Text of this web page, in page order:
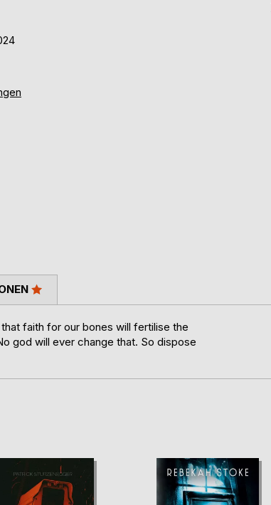
faith for our bones will fertilise the
god will ever change that. So dispose